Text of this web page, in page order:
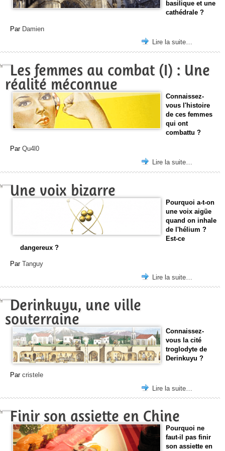
basilique et une
cathédrale ?
Par Damien
Lire la suite…
Les femmes au combat (I) : Une
réalité méconnue
Connaissez-
vous l'histoire
de ces femmes
qui ont
combattu ?
Par Qu4l0
Lire la suite…
Une voix bizarre
Pourquoi a-t-on
une voix aigüe
quand on inhale
de l'hélium ?
Est-ce
dangereux ?
Par Tanguy
Lire la suite…
Derinkuyu, une ville
souterraine
Connaissez-
vous la cité
troglodyte de
Derinkuyu ?
Par cristele
Lire la suite…
Finir son assiette en Chine
Pourquoi ne
faut-il pas finir
son assiette en